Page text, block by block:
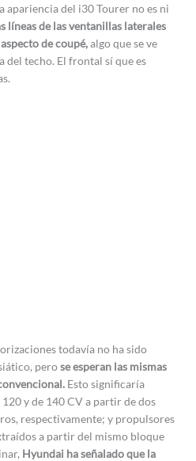
apariencia del i30 Tourer no es ni
líneas de las ventanillas laterales
de coupé,algo que se ve
del techo. El frontal sí que es
todavía no ha sido
perose esperan las mismas
Esto significaría
y de 140 CV a partir de dos
respectivamente; y propulsores
a partir del mismo bloque
Hyundai ha señalado que la